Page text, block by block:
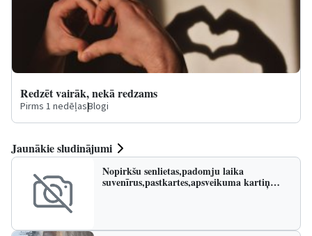
Redzēt vairāk, nekā redzams
Pirms 1 nedēļas|Blogi
Jaunākie sludinājumi
Nopirkšu senlietas,padomju laika
suvenīrus,pastkartes,apsveikuma kartiņ…